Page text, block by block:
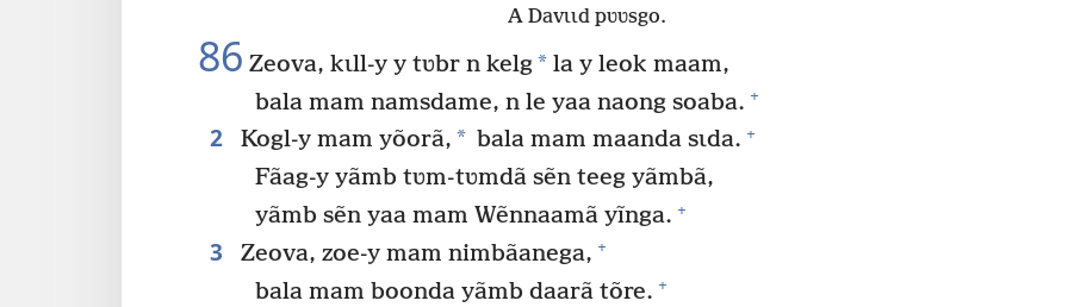
A Davɩɩd pʋʋsgo.
86 Zeova, kɩll-y y tʋbr n kelg* la y leok maam,
bala mam namsdame, n le yaa naong soaba. +
2 Kogl-y mam yõorã, * bala mam maanda sɩda. +
Fãag-y yãmb tʋm-tʋmdã sẽn teeg yãmbã,
yãmb sẽn yaa mam Wẽnnaamã yĩnga. +
3 Zeova, zoe-y mam nimbãanega, +
bala mam boonda yãmb daarã tõre. +